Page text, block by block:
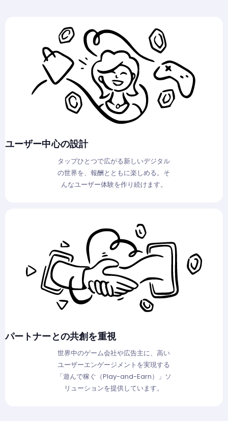
ユーザー中心の設計
タップひとつで広がる新しいデジタル
の世界を、報酬とともに楽しめる。そ
んなユーザー体験を作り続けます。
パートナーとの共創を重視
世界中のゲーム会社や広告主に、高い
ユーザーエンゲージメントを実現する
「遊んで稼ぐ（Play-and-Earn）」ソ
リューションを提供しています。